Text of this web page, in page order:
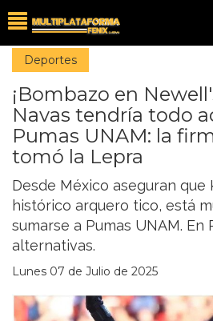
Deportes
¡Bombazo en
Navas tendría todo
Pumas UNAM: la
tomó la Lepra
Desde México aseguran que
histórico arquero tico, está
sumarse a Pumas UNAM. En
alternativas.
Lunes 07 de Julio de 2025